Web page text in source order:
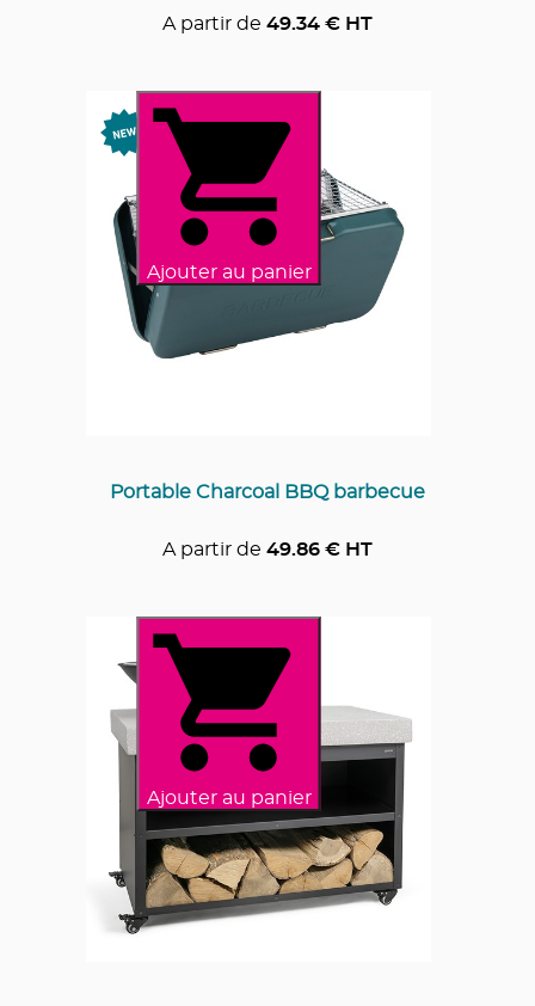
A partir de 49.34 € HT
Ajouter au panier
Portable Charcoal BBQ barbecue
A partir de 49.86 € HT
Ajouter au panier